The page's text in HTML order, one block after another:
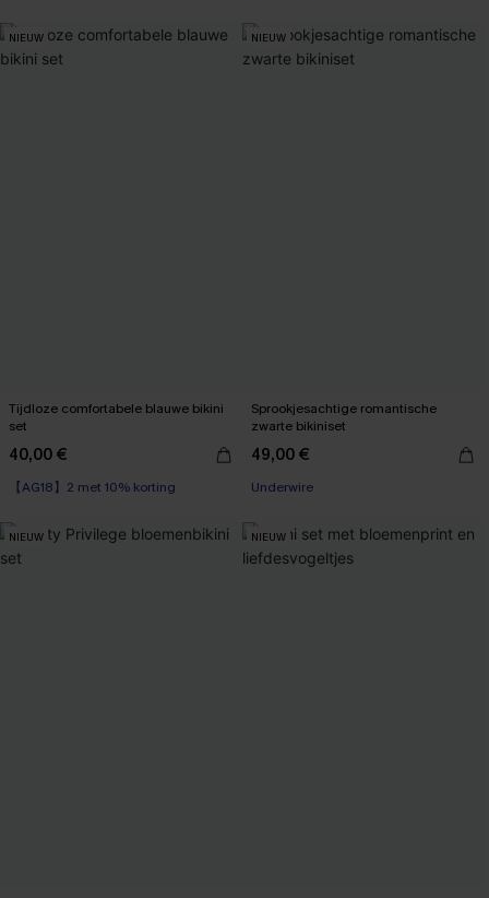
NIEUW
Tijdloze comfortabele blauwe bikini
set
40,00 €
【AG18】2 met 10% korting
NIEUW
Sprookjesachtige romantische
zwarte bikiniset
49,00 €
Underwire
NIEUW NIEUW